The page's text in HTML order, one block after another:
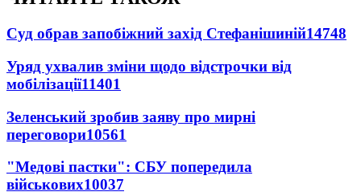
Суд обрав запобіжний захід Стефанішиній14748
Уряд ухвалив зміни щодо відстрочки від
мобілізації11401
Зеленський зробив заяву про мирні
переговори10561
"Медові пастки": СБУ попередила
військових10037